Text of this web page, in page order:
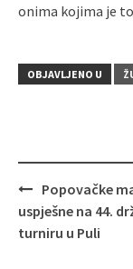
onima kojima je
OBJAVLJENO U
Navigacija
objava
Popovačke
uspješne na 44.
turniru u Puli